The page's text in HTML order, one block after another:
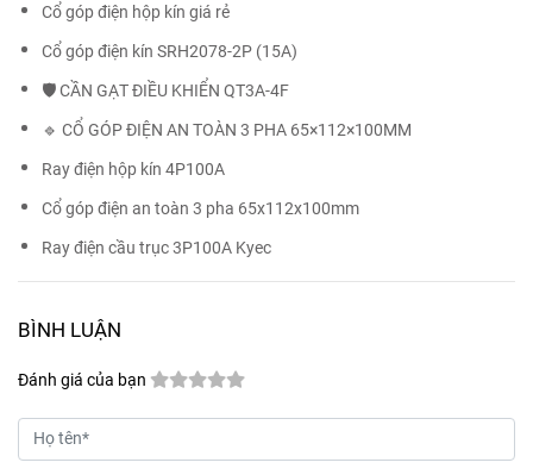
Cổ góp điện hộp kín giá rẻ
Cổ góp điện kín SRH2078-2P (15A)
🛡️ CẦN GẠT ĐIỀU KHIỂN QT3A-4F
🔹 CỔ GÓP ĐIỆN AN TOÀN 3 PHA 65×112×100MM
Ray điện hộp kín 4P100A
Cổ góp điện an toàn 3 pha 65x112x100mm
Ray điện cầu trục 3P100A Kyec
BÌNH LUẬN
Đánh giá của bạn